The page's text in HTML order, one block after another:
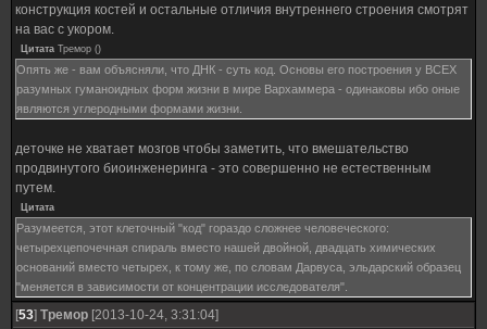
конструкция костей и остальные отличия внутреннего строения смотрят
на вас с укором.
Цитата Тремор ()
Опять же - вам объясняли, что ДНК - суть код. Основы его построения у ВСЕХ
разумных гуманоидных форм жизни в мире Вархаммера - одинаковы ибо оные
являются углеродными формами жизни.
деточке не хватает мозгов чтобы заметить, что вмешательство
продвинутого биоинженеринга - это совершенно не естественным
путем.
Цитата
Разумеется, этот клеточный "код" гораздо сложнее человеческого:
четырехцепочечная спираль вместо нашей двойной, двадцать химических
оснований вместо четырех, к тому же, по словам Дарвуса, эльдарский образец
"меняется в зависимости от концентрации исследователя".
[53] Тремор [2013-10-24, 3:31:04]